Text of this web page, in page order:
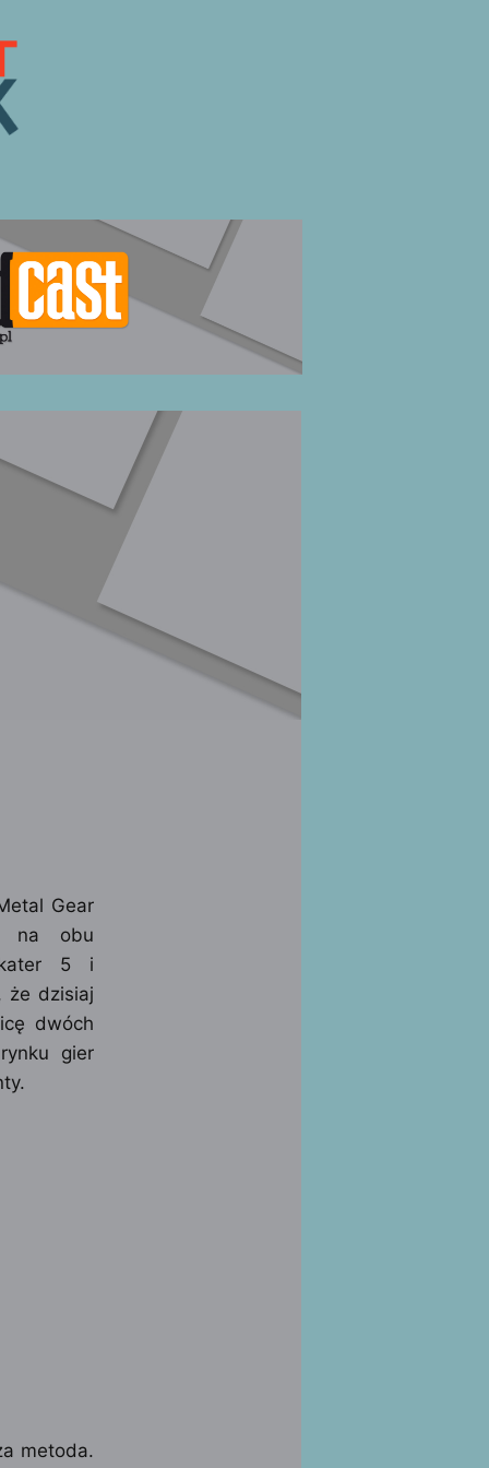
Gear
na obu
5 i
że dzisiaj
dwóch
gier
metoda.